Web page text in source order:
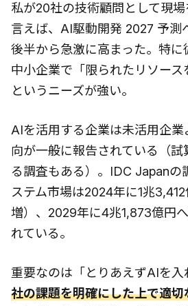
私が20社の技術顧問として現
言えば、AI駆動開発 2027 予測
後半から急激に高まった。特に
中小企業で「限られたリソース
というニーズが強い。
AIを活用する企業は未活用企
向が一般に報告されている（試
る調査もある）。IDC Japanの
ステム市場は2024年に1兆
増）、2029年に4兆1,873億円
れている。
重要なのは「とりあえずAIを入
社の課題を明確にした上で適